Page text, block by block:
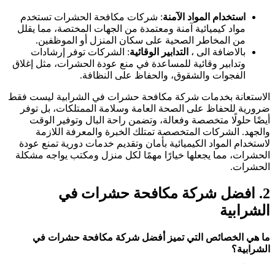
استخدام المواد الآمنة: شركات مكافحة الحشرات تستخدم
مواد كيميائية آمنة ومعتمدة من الجهات المختصة، مما يقلل
من المخاطر الصحية على سكان المنزل أو الموظفين.
بالاضافة الى ، التدابير الوقائية: الشركات توفر إرشادات
وتدابير وقائية للمساعدة في منع عودة الحشرات، مثل إغلاق
الفجوات والشقوق، والحفاظ على النظافة.
بخدمات شركة مكافحة حشرات في الشرابية ليست فقط
للحفاظ على الصحة العامة وسلامة الممتلكات، بل توفر
حلولًا متخصصة وفعالة، وتضمن راحة البال وتوفير الوقت
الشركات المتخصصة تمتلك الخبرة والمعرفة اللازمة
المواد الكيميائية بأمان وتقديم خدمات دورية تمنع عودة
مما يجعلها خيارًا مهمًا لكل منزل ومكتب يواجه مشكلة
افضل شركة مكافحة حشرات في
هي الخصائص التي تميز أفضل شركة مكافحة حشرات في